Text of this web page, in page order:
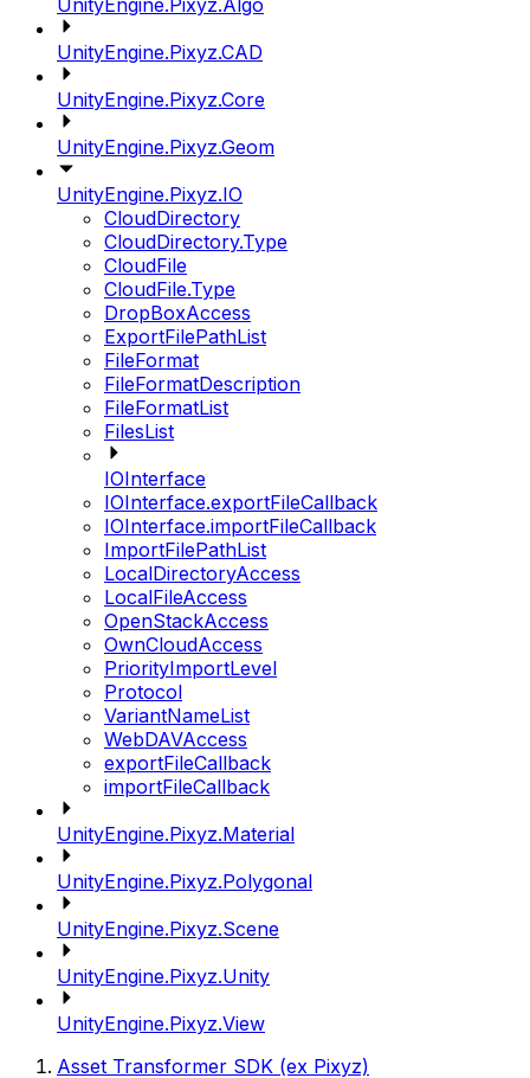
UnityEngine.Pixyz.Algo
UnityEngine.Pixyz.CAD
UnityEngine.Pixyz.Core
UnityEngine.Pixyz.Geom
UnityEngine.Pixyz.IO
CloudDirectory
CloudDirectory.Type
CloudFile
CloudFile.Type
DropBoxAccess
ExportFilePathList
FileFormat
FileFormatDescription
FileFormatList
FilesList
IOInterface
IOInterface.exportFileCallback
IOInterface.importFileCallback
ImportFilePathList
LocalDirectoryAccess
LocalFileAccess
OpenStackAccess
OwnCloudAccess
PriorityImportLevel
Protocol
VariantNameList
WebDAVAccess
exportFileCallback
importFileCallback
UnityEngine.Pixyz.Material
UnityEngine.Pixyz.Polygonal
UnityEngine.Pixyz.Scene
UnityEngine.Pixyz.Unity
UnityEngine.Pixyz.View
Asset Transformer SDK (ex Pixyz)